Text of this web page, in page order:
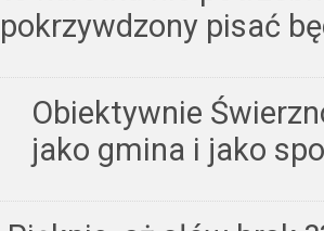
pokrzywdzony pisać
Obiektywnie
jako gmina i jako